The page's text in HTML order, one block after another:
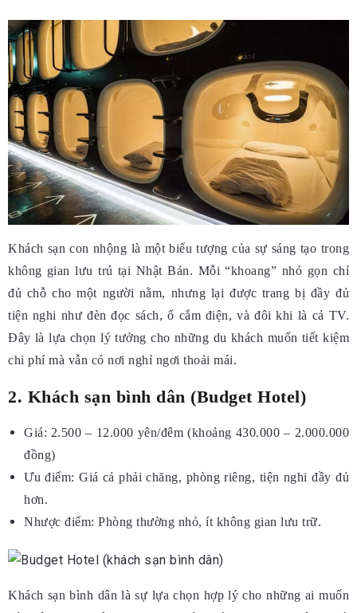
Khách sạn con nhộng là một biểu tượng của sự sáng tạo trong
không gian lưu trú tại Nhật Bản. Mỗi “khoang” nhỏ gọn chỉ
đủ chỗ cho một người nằm, nhưng lại được trang bị đầy đủ
tiện nghi như đèn đọc sách, ổ cắm điện, và đôi khi là cả TV.
Đây là lựa chọn lý tưởng cho những du khách muốn tiết kiệm
chi phí mà vẫn có nơi nghỉ ngơi thoải mái.
2. Khách sạn bình dân (Budget Hotel)
Giá: 2.500 – 12.000 yên/đêm (khoảng 430.000 – 2.000.000
đồng)
Ưu điểm: Giá cả phải chăng, phòng riêng, tiện nghi đầy đủ
hơn.
Nhược điểm: Phòng thường nhỏ, ít không gian lưu trữ.
Khách sạn bình dân là sự lựa chọn hợp lý cho những ai muốn